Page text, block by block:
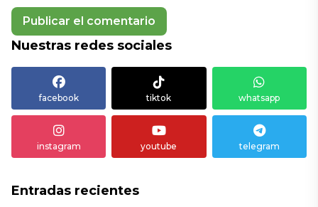
Nuestras redes sociales
facebook tiktok whatsapp
instagram youtube telegram
Entradas recientes